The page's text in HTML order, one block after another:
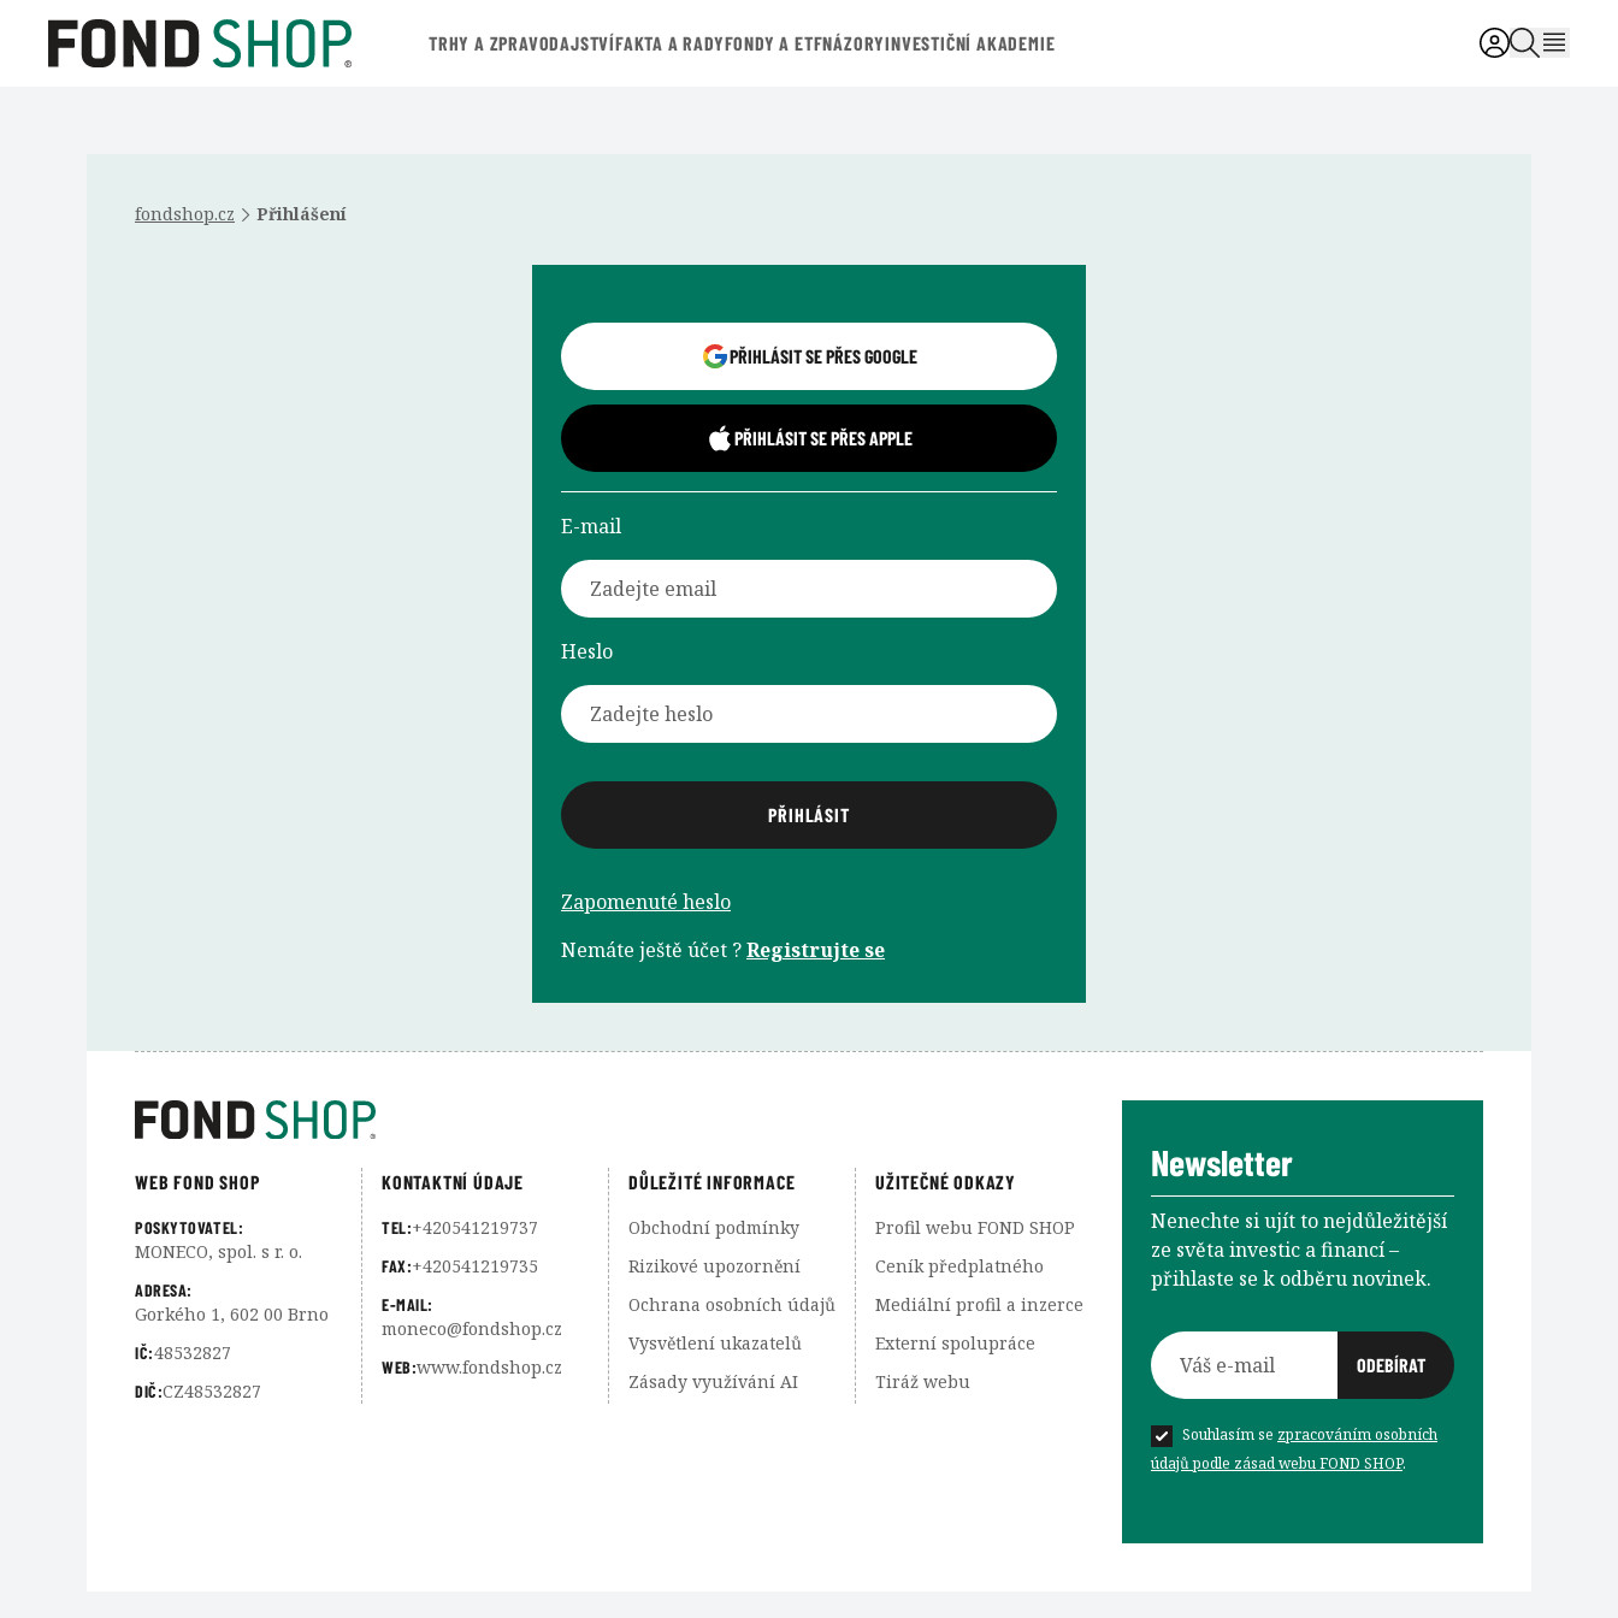
TRHY A ZPRAVODAJSTVÍFAKTA A RADYFONDY A ETFNÁZORYINVESTIČNÍ AKADEMIE
fondshop.cz Přihlášení
PŘIHLÁSIT SE PŘES GOOGLE
PŘIHLÁSIT SE PŘES APPLE
E-mail
Heslo
Zapomenuté heslo
Nemáte ještě účet ?Registrujte se
WEB FOND SHOP
POSKYTOVATEL:
MONECO, spol. s r. o.
ADRESA:
Gorkého 1, 602 00 Brno
IČ:48532827
DIČ:CZ48532827
KONTAKTNÍ ÚDAJE
TEL:+420541219737
FAX:+420541219735
E-MAIL:
moneco@fondshop.cz
WEB:www.fondshop.cz
DŮLEŽITÉ INFORMACE
Obchodní podmínky
Rizikové upozornění
Ochrana osobních údajů
Vysvětlení ukazatelů
Zásady využívání AI
UŽITEČNÉ ODKAZY
Profil webu FOND SHOP
Ceník předplatného
Mediální profil a inzerce
Externí spolupráce
Tiráž webu
Newsletter
Nenechte si ujít to nejdůležitější
ze světa investic a financí –⁠⁠⁠⁠⁠⁠
přihlaste se k odběru novinek.
Souhlasím se zpracováním osobních
údajů podle zásad webu FOND SHOP.